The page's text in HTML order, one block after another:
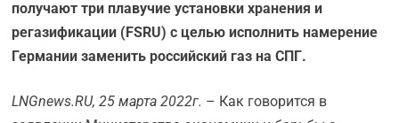
получают три плавучие установки хранения и
регазификации (FSRU) с целью исполнить намерение
Германии заменить российский газ на СПГ.
LNGnews.RU, 25 марта 2022г. – Как говорится в